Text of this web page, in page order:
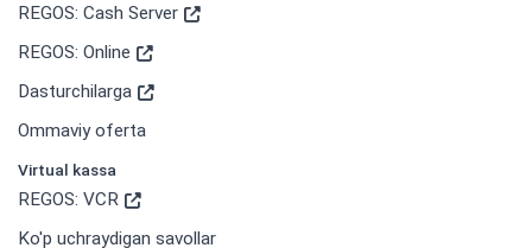
REGOS: Cash Server
REGOS: Online
Dasturchilarga
Ommaviy oferta
Virtual kassa
REGOS: VCR
Ko'p uchraydigan savollar